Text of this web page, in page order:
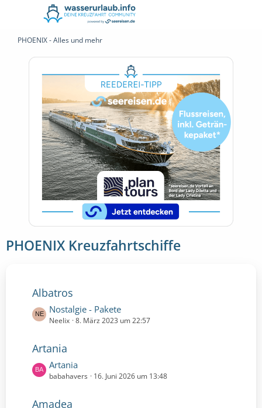
PHOENIX - Alles und mehr
PHOENIX Kreuzfahrtschiffe
Albatros
L
e
z
t
e
B
i
Nostalgie - Pakete
Neelix 8. März 2023 um 22:57
Artania
L
e
z
Artania
babahavers 16. Juni 2026 um 13:48
Amadea